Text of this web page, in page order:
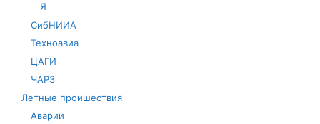
Я
СибНИИА
Техноавиа
ЦАГИ
ЧАРЗ
Летные проишествия
Аварии